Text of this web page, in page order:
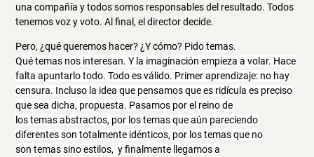
una compañía y todos somos responsables del resultado. Todos
tenemos voz y voto. Al final, el director decide.
Pero, ¿qué queremos hacer? ¿Y cómo? Pido temas.
Qué temas nos interesan. Y la imaginación empieza a volar. Hace
falta apuntarlo todo. Todo es válido. Primer aprendizaje: no hay
censura. Incluso la idea que pensamos que es ridícula es preciso
que sea dicha, propuesta. Pasamos por el reino de
los temas abstractos, por los temas que aún pareciendo
diferentes son totalmente idénticos, por los temas que no
son temas sino estilos, y finalmente llegamos a